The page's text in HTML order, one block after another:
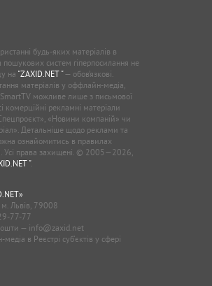
будь-яких матеріалів в
пошукових систем гіперпосилання не
на "ZAXID.NET "— обов’язкові.
матеріалів у оффлайн-медіа,
можливе лише з письмової
комерційні рекламні матеріали
«Новини компаній» чи
Детальніше щодо реклами та
ознайомитись в правилах
Усі права захищені. © 2005—2026,
".
м. Львів, 79008
77-77
— info@zaxid.net
в Реєстрі суб'єктів у сфері